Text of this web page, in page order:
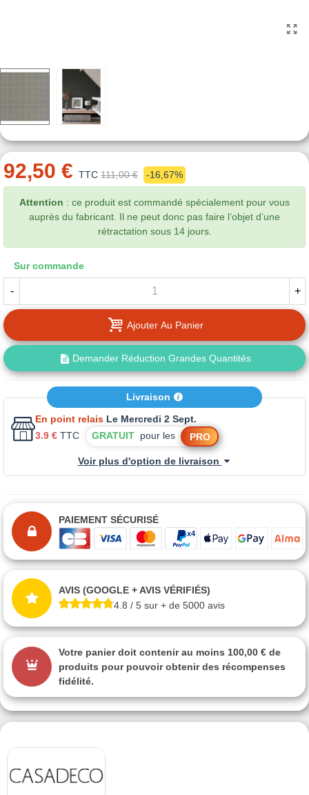
92,50 € TTC 111,00 € -16,67%
Attention : ce produit est commandé spécialement pour vous
auprès du fabricant. Il ne peut donc pas faire l’objet d’une
rétractation sous 14 jours.
Sur commande
- +
Ajouter Au Panier
Demander Réduction Grandes Quantités
Livraison
En point relais Le Mercredi 2 Sept.
3.9 € TTC GRATUIT pour les PRO
Voir plus d'option de livraison
PAIEMENT SÉCURISÉ
AVIS (GOOGLE + AVIS VÉRIFIÉS)
4.8 / 5 sur + de 5000 avis
Votre panier doit contenir au moins 100,00 € de
produits pour pouvoir obtenir des récompenses
fidélité.